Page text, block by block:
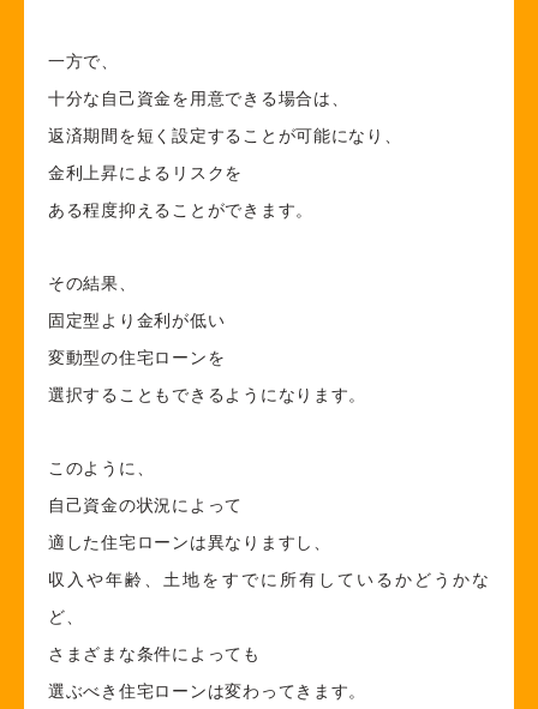
一方で、
十分な自己資金を用意できる場合は、
返済期間を短く設定することが可能になり、
金利上昇によるリスクを
ある程度抑えることができます。
その結果、
固定型より金利が低い
変動型の住宅ローンを
選択することもできるようになります。
このように、
自己資金の状況によって
適した住宅ローンは異なりますし、
収入や年齢、土地をすでに所有しているかどうかな
ど、
さまざまな条件によっても
選ぶべき住宅ローンは変わってきます。